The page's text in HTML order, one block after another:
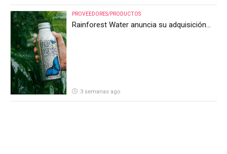
PROVEEDORES/PRODUCTOS
Rainforest Water anuncia su adquisición
3 semanas ago